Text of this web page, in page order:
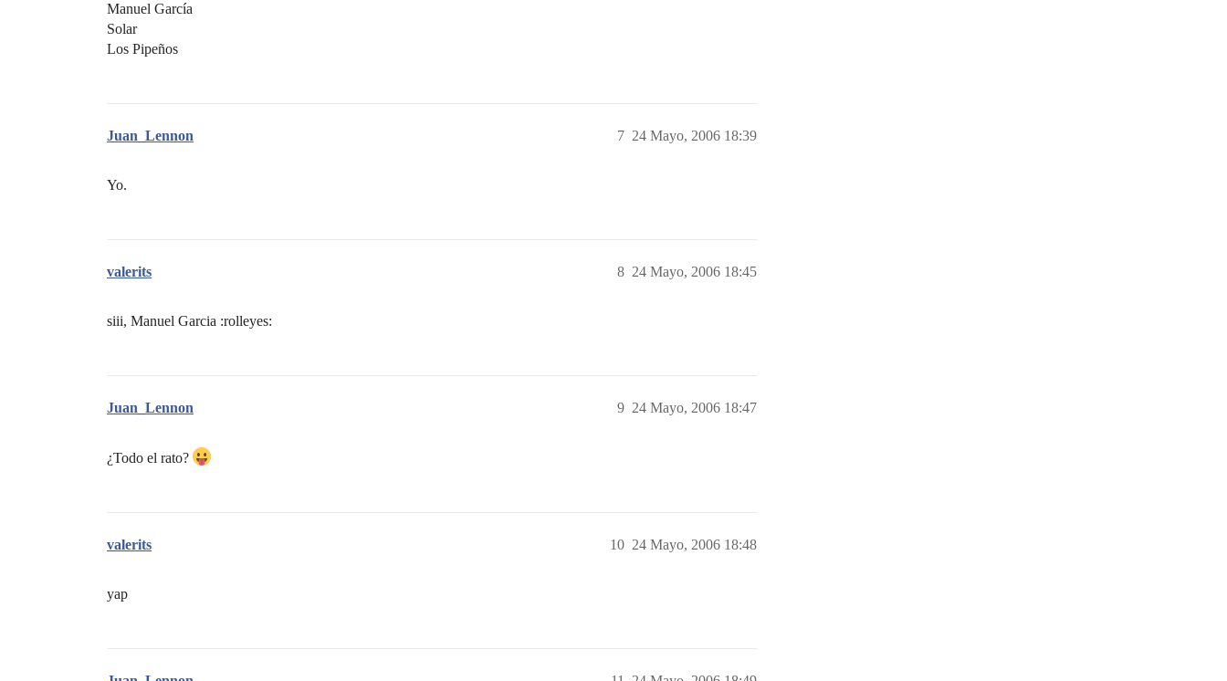
Manuel García
Solar
Los Pipeños
Juan_Lennon 24 Mayo, 2006 18:39
7
Yo.
valerits 24 Mayo, 2006 18:45
8
siii, Manuel Garcia :rolleyes:
Juan_Lennon 24 Mayo, 2006 18:47
9
¿Todo el rato?
valerits 24 Mayo, 2006 18:48
10
yap